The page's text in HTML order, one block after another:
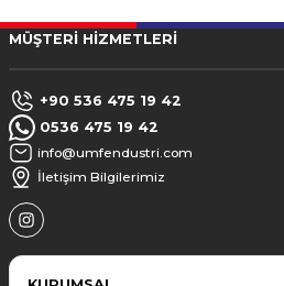
MÜŞTERİ HİZMETLERİ
+90 536 475 19 42
0536 475 19 42
info@umfendustri.com
İletişim Bilgilerimiz